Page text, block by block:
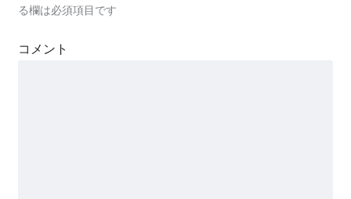
る欄は必須項目です
コメント